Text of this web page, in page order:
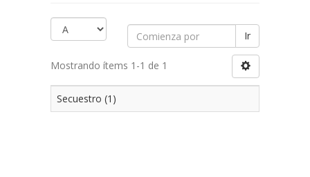
Ir
Mostrando ítems 1-1 de 1
Secuestro (1)